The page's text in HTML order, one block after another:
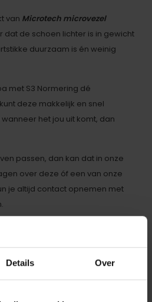
Details Over
van Microtech microvezel
dat de schoen lichter is in gewicht
duurzaam is én weinig
met S3 Normering dé
deze makkelijk en snel
het jou uit komt, dan
passen, dan kan dat in onze
over deze óf een van onze
je altijd contact opnemen met